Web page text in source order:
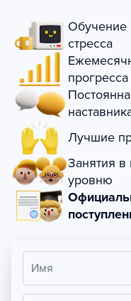
Обучение
стресса
прогресса
Лучшие
Занятия в
уровню
Имя